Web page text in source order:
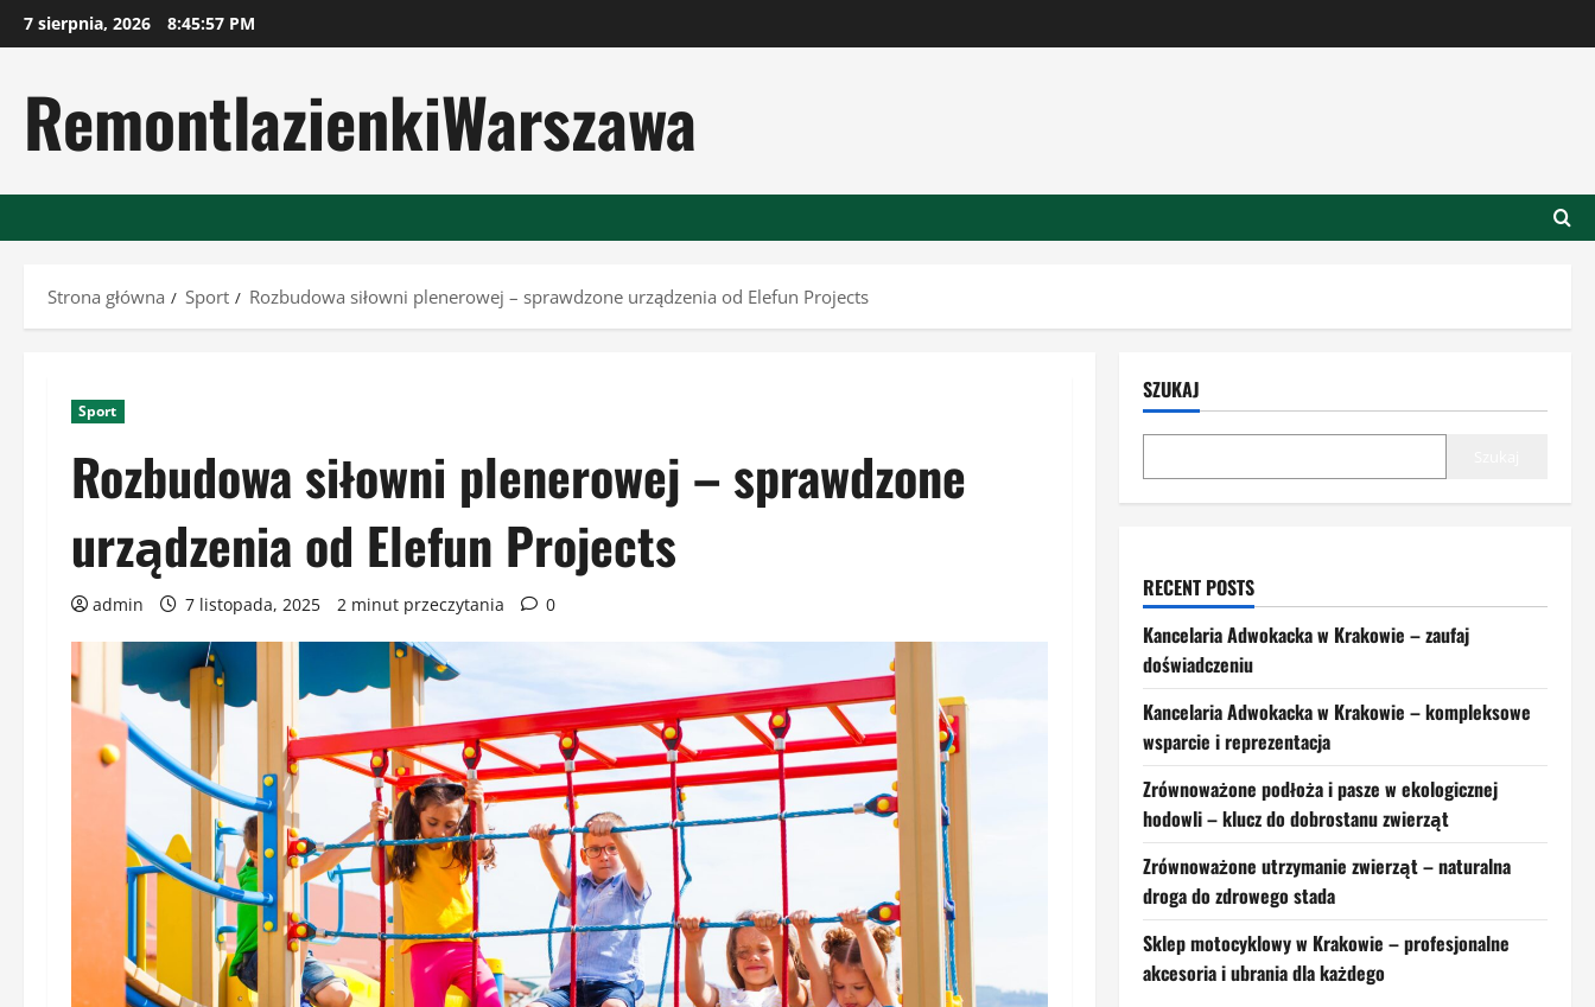
Przejdź
do
7 sierpnia, 2026 8:45:58 PM
RemontlazienkiWarszawa
Strona główna Sport Rozbudowa siłowni plenerowej – sprawdzone urządzenia od Elefun Projects
Sport
Rozbudowa siłowni plenerowej – sprawdzone
urządzenia od Elefun Projects
admin 7 listopada, 2025 2 minut przeczytania 0
SZUKAJ
RECENT POSTS
Kancelaria Adwokacka w Krakowie – zaufaj
doświadczeniu
Kancelaria Adwokacka w Krakowie – kompleksowe
wsparcie i reprezentacja
Zrównoważone podłoża i pasze w ekologicznej
hodowli – klucz do dobrostanu zwierząt
Zrównoważone utrzymanie zwierząt – naturalna
droga do zdrowego stada
Sklep motocyklowy w Krakowie – profesjonalne
akcesoria i ubrania dla każdego